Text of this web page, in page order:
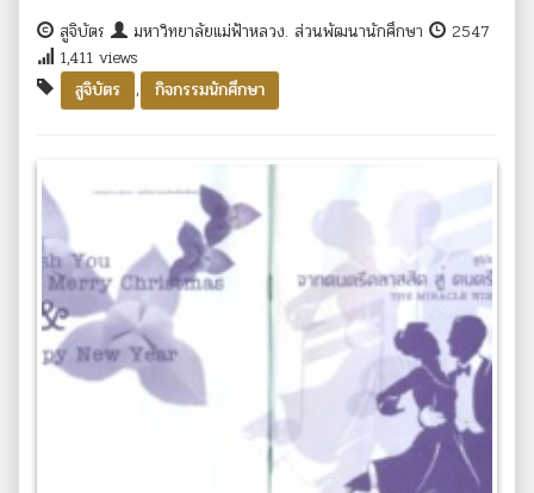
สูจิบัตร มหาวิทยาลัยแม่ฟ้าหลวง. ส่วนพัฒนานักศึกษา
2547
1,411 views
สูจิบัตร
, กิจกรรมนักศึกษา